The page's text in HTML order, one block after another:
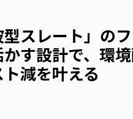
型スレート」の
かす設計で、環
ト減を叶える